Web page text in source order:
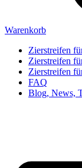
Warenkorb
Zierstreifen
Zierstreifen
Zierstreifen
FAQ
Blog, News,